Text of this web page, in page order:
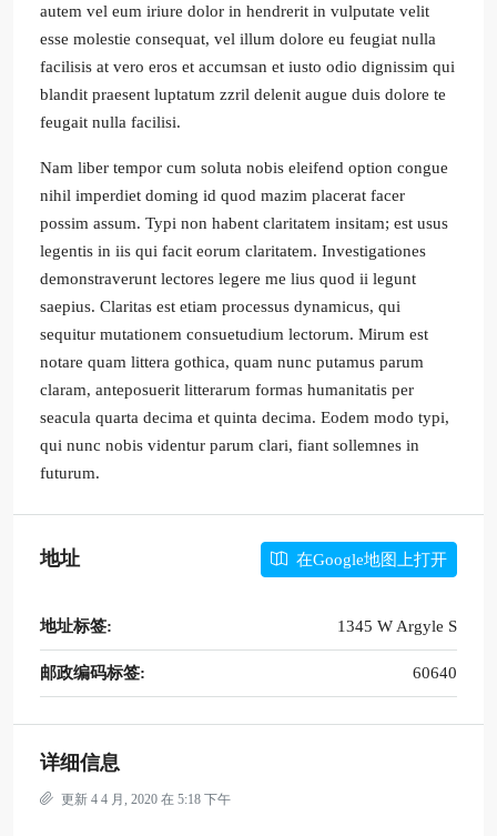
autem vel eum iriure dolor in hendrerit in vulputate velit
esse molestie consequat, vel illum dolore eu feugiat nulla
facilisis at vero eros et accumsan et iusto odio dignissim qui
blandit praesent luptatum zzril delenit augue duis dolore te
feugait nulla facilisi.
Nam liber tempor cum soluta nobis eleifend option congue
nihil imperdiet doming id quod mazim placerat facer
possim assum. Typi non habent claritatem insitam; est usus
legentis in iis qui facit eorum claritatem. Investigationes
demonstraverunt lectores legere me lius quod ii legunt
saepius. Claritas est etiam processus dynamicus, qui
sequitur mutationem consuetudium lectorum. Mirum est
notare quam littera gothica, quam nunc putamus parum
claram, anteposuerit litterarum formas humanitatis per
seacula quarta decima et quinta decima. Eodem modo typi,
qui nunc nobis videntur parum clari, fiant sollemnes in
futurum.
地址 在Google地图上打开
地址标签: 1345 W Argyle S
邮政编码标签: 60640
详细信息
更新 4 4 月, 2020 在 5:18 下午